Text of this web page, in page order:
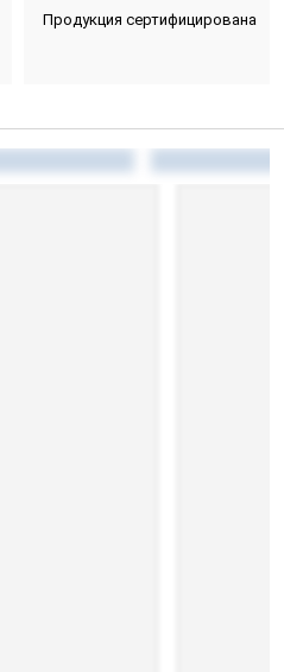
Продукция сертифицирована